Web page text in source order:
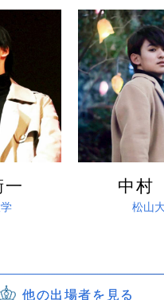
る 詳し
中
松山
他の出場者を見る